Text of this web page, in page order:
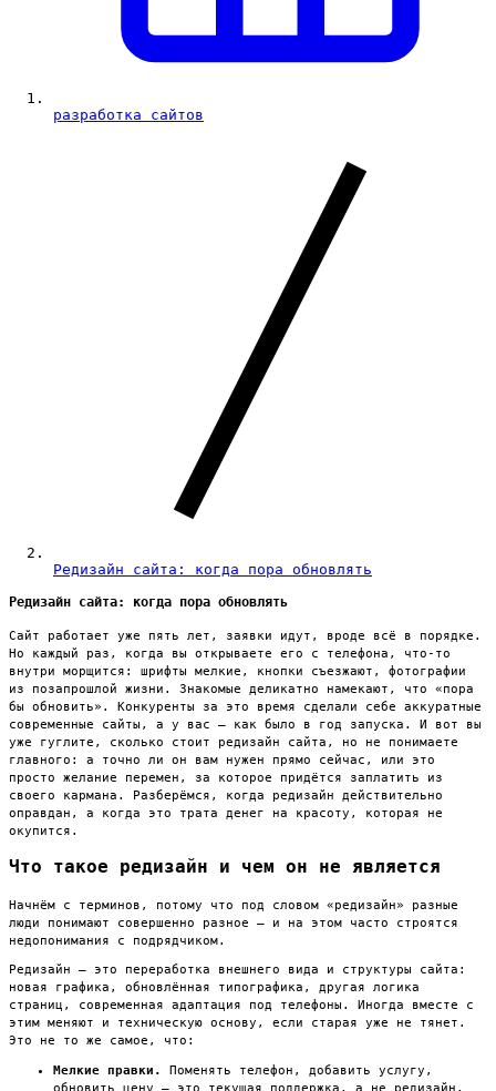
разработка сайтов
Редизайн сайта: когда пора обновлять
Редизайн сайта: когда пора обновлять
Сайт работает уже пять лет, заявки идут, вроде всё в порядке.
Но каждый раз, когда вы открываете его с телефона, что-то
внутри морщится: шрифты мелкие, кнопки съезжают, фотографии
из позапрошлой жизни. Знакомые деликатно намекают, что «пора
бы обновить». Конкуренты за это время сделали себе аккуратные
современные сайты, а у вас — как было в год запуска. И вот вы
уже гуглите, сколько стоит редизайн сайта, но не понимаете
главного: а точно ли он вам нужен прямо сейчас, или это
просто желание перемен, за которое придётся заплатить из
своего кармана. Разберёмся, когда редизайн действительно
оправдан, а когда это трата денег на красоту, которая не
окупится.
Что такое редизайн и чем он не является
Начнём с терминов, потому что под словом «редизайн» разные
люди понимают совершенно разное — и на этом часто строятся
недопонимания с подрядчиком.
Редизайн — это переработка внешнего вида и структуры сайта:
новая графика, обновлённая типографика, другая логика
страниц, современная адаптация под телефоны. Иногда вместе с
этим меняют и техническую основу, если старая уже не тянет.
Это не то же самое, что:
Мелкие правки.
Поменять телефон, добавить услугу,
обновить цену — это текущая поддержка, а не редизайн.